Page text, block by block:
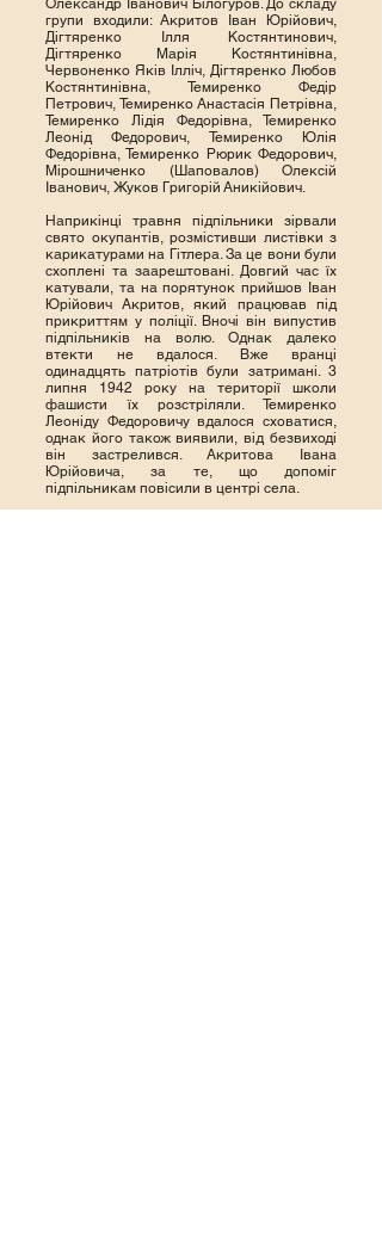
Олександр Іванович Білогуров. До складу
групи входили: Акритов Іван Юрійович,
Дігтяренко Ілля Костянтинович,
Дігтяренко Марія Костянтинівна,
Червоненко Яків Ілліч, Дігтяренко Любов
Костянтинівна, Темиренко Федір
Петрович, Темиренко Анастасія Петрівна,
Темиренко Лідія Федорівна, Темиренко
Леонід Федорович, Темиренко Юлія
Федорівна, Темиренко Рюрик Федорович,
Мірошниченко (Шаповалов) Олексій
Іванович, Жуков Григорій Аникійович.
Наприкінці травня підпільники зірвали
свято окупантів, розмістивши листівки з
карикатурами на Гітлера. За це вони були
схоплені та заарештовані. Довгий час їх
катували, та на порятунок прийшов Іван
Юрійович Акритов, який працював під
прикриттям у поліції. Вночі він випустив
підпільників на волю. Однак далеко
втекти не вдалося. Вже вранці
одинадцять патріотів були затримані. 3
липня 1942 року на території школи
фашисти їх розстріляли. Темиренко
Леоніду Федоровичу вдалося сховатися,
однак його також виявили, від безвиході
він застрелився. Акритова Івана
Юрійовича, за те, що допоміг
підпільникам повісили в центрі села.